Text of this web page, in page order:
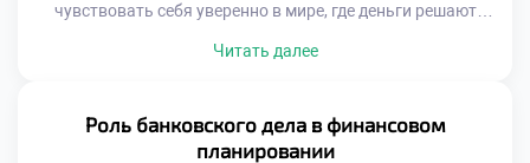
чувствовать себя уверенно в мире, где деньги решают
средствами легко попасть в долговую ловушку или
становясь проводником между человеком и его
финансовым будущим. Современные […]
Читать далее
Роль банковского дела в финансовом
планировании